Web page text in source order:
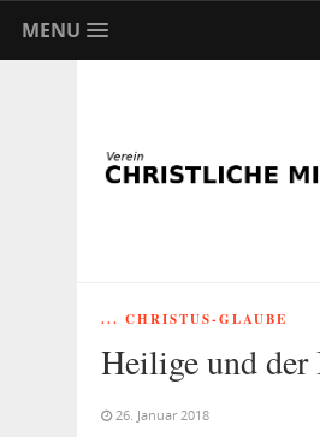
MENU
... CHRISTUS-GLAUBE
Heilige und der
26. Januar 2018